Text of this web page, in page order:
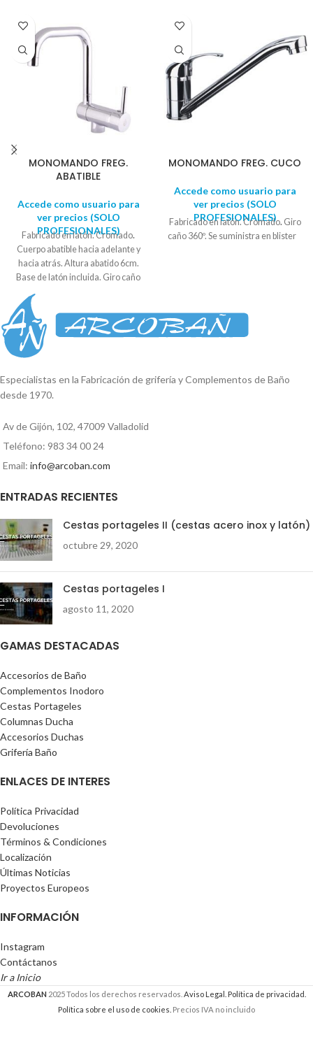
MONOMANDO FREG.
ABATIBLE
Accede como usuario para
ver precios (SOLO
PROFESIONALES)
Fabricado en latón. Cromado.
Cuerpo abatible hacia adelante y
hacia atrás. Altura abatido 6cm.
Base de latón incluida. Giro caño
SISTEMA ECO CARTUCHO DE
AHORRO INCORPORADO
MONOMANDO FREG. CUCO
Accede como usuario para
ver precios (SOLO
PROFESIONALES)
Fabricado en latón. Cromado.Giro
caño 360º. Se suministra en blister
Especialistas en la Fabricación de grifería y Complementos de Baño
desde 1970.
Av de Gijón, 102, 47009 Valladolid
Teléfono: 983 34 00 24
Email: info@arcoban.com
ENTRADAS RECIENTES
Cestas portageles II (cestas acero inox y latón)
octubre 29, 2020
Cestas portageles I
agosto 11, 2020
GAMAS DESTACADAS
Accesorios de Baño
Complementos Inodoro
Cestas Portageles
Columnas Ducha
Accesorios Duchas
Grifería Baño
ENLACES DE INTERES
Política Privacidad
Devoluciones
Términos & Condiciones
Localización
Últimas Noticias
Proyectos Europeos
INFORMACIÓN
Instagram
Contáctanos
Ir a Inicio
ARCOBAN 2025 Todos los derechos reservados. Aviso Legal. Política de privacidad.
Política sobre el uso de cookies. Precios IVA no incluido